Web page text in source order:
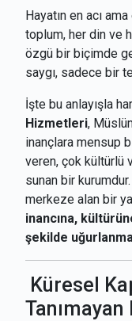
Hayatın en acı
toplum, her din ve
özgü bir biçimde
saygı, sadece bir
İşte bu anlayışla
Hizmetleri,
inançlara mensup
veren, çok kültürlü
sunan bir
merkeze alan bir
inancına,
şekilde
Küresel
Tanımayan